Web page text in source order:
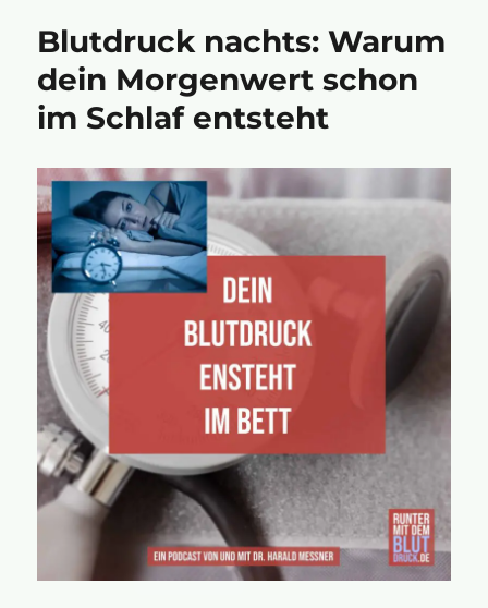
Blutdruck nachts: Warum
dein Morgenwert schon
im Schlaf entsteht